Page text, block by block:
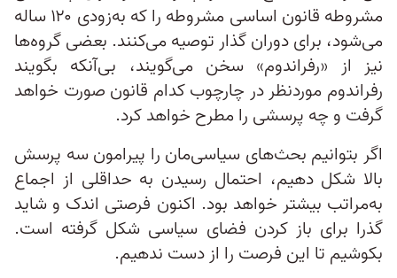
مشروطه قانون اساسی مشروطه را که به‌زودی ۱۲۰ ساله
می‌شود، برای دوران گذار توصیه می‌کنند. بعضی گروه‌ها
نیز از «رفراندوم» سخن می‌گویند، بی‌آنکه بگویند
رفراندوم موردنظر در چارچوب کدام قانون صورت خواهد
گرفت و چه پرسشی را مطرح خواهد کرد.
اگر بتوانیم بحث‌های سیاسی‌مان را پیرامون سه پرسش
بالا شکل دهیم، احتمال رسیدن به حداقلی از اجماع
به‌مراتب بیشتر خواهد بود. اکنون فرصتی اندک و شاید
گذرا برای باز کردن فضای سیاسی شکل گرفته است.
بکوشیم تا این فرصت را از دست ندهیم.